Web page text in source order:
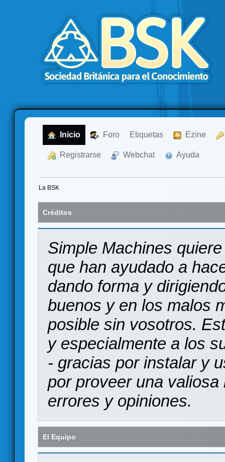
Inicio Foro Etiquetas Ezine
Registrarse Webchat Ayuda
La BSK
Créditos
Simple Machines
que han ayudado a
dando forma y
buenos y en los malos
posible sin vosotros.
y especialmente a los
- gracias por instalar y
por proveer una
errores y opiniones.
El Equipo